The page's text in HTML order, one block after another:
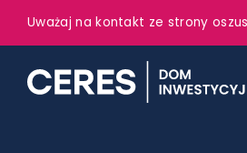
Uważaj na kontakt ze strony